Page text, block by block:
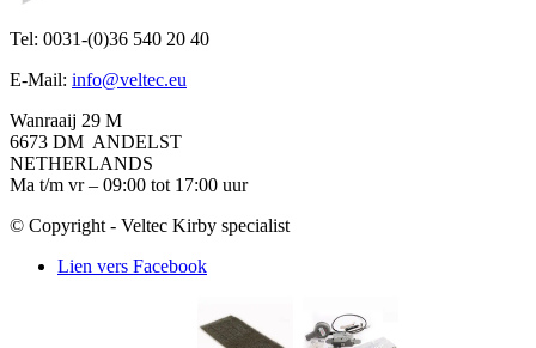
Tel: 0031-(0)36 540 20 40
E-Mail: info@veltec.eu
Wanraaij 29 M
6673 DM ANDELST
NETHERLANDS
Ma t/m vr – 09:00 tot 17:00 uur
© Copyright - Veltec Kirby specialist
Lien vers Facebook